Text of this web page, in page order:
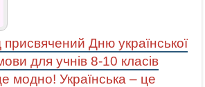
присвячений Дню української
для учнів 8-10 класів
модно! Українська – це